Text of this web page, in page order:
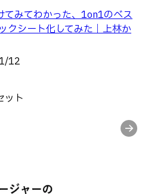
みてわかった、1on1のベス
クシート化してみた｜上林か
12
ット